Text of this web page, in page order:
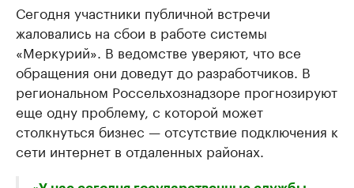
Сегодня участники публичной встречи
жаловались на сбои в работе системы
«Меркурий». В ведомстве уверяют, что все
обращения они доведут до разработчиков. В
региональном Россельхознадзоре прогнозируют
еще одну проблему, с которой может
столкнуться бизнес — отсутствие подключения к
сети интернет в отдаленных районах.